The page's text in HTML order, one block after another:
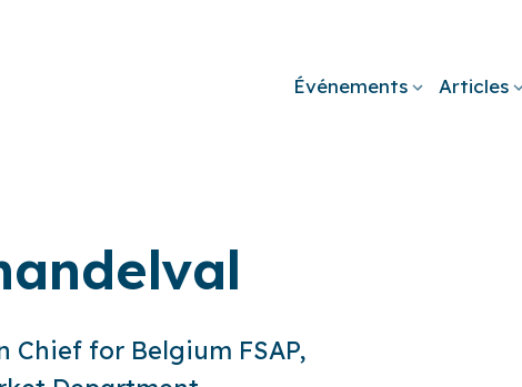
Événements Articles
Chief for Belgium FSAP,